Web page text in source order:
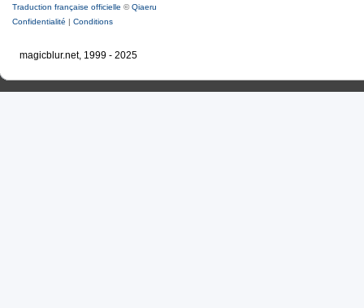
Traduction française officielle ©Qiaeru
Confidentialité | Conditions
magicblur.net, 1999 - 2025